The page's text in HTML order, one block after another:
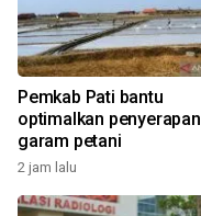
Pemkab Pati bantu
optimalkan penyerapan
garam petani
2 jam lalu